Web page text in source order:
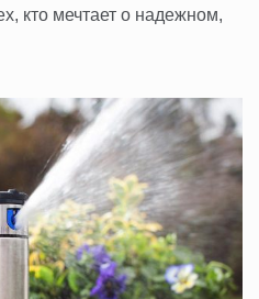
кто мечтает о надежном,